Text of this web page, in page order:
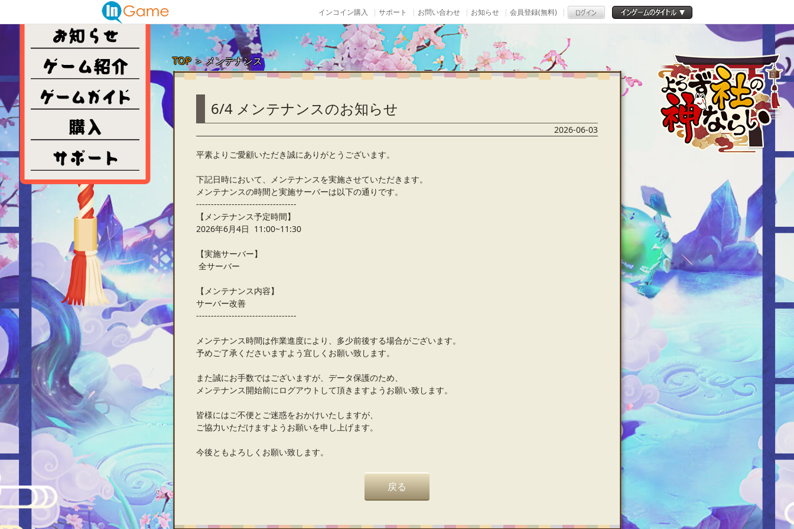
インコイン購入 サポート お問い合わせ お知らせ 会員登録(無料)
TOP＞メンテナンス
6/4 メンテナンスのお知らせ
2026-06-03
平素よりご愛顧いただき誠にありがとうございます。
下記日時において、メンテナンスを実施させていただきます。
メンテナンスの時間と実施サーバーは以下の通りです。
----------------------------------
【メンテナンス予定時間】
2026年6月4日 11:00~11:30
【実施サーバー】
全サーバー
【メンテナンス内容】
サーバー改善
----------------------------------
メンテナンス時間は作業進度により、多少前後する場合がございます。
予めご了承くださいますよう宜しくお願い致します。
また誠にお手数ではございますが、データ保護のため、
メンテナンス開始前にログアウトして頂きますようお願い致します。
皆様にはご不便とご迷惑をおかけいたしますが、
ご協力いただけますようお願いを申し上げます。
今後ともよろしくお願い致します。
戻る